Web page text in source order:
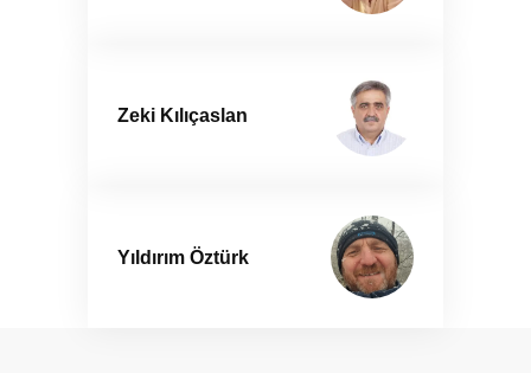
Zeki Kılıçaslan
Yıldırım Öztürk